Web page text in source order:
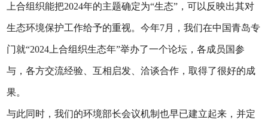
上合组织能把2024年的主题确定为“生态”，可以反映出其对
生态环境保护工作给予的重视。今年7月，我们在中国青岛专
门就“2024上合组织生态年”举办了一个论坛，各成员国参
与，各方交流经验、互相启发、洽谈合作，取得了很好的成
果。
与此同时，我们的环境部长会议机制也早已建立起来，并定